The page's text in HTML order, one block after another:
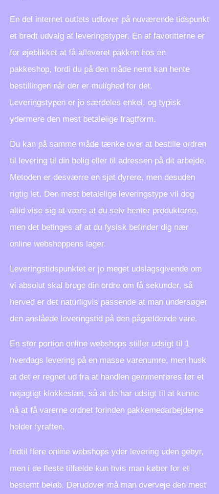
En del internet outlets udlover på nuværende tidspunkt
et bredt udvalg af leveringstyper. En af favoritterne er
for øjeblikket at få afleveret pakken hos en
pakkeshop, fordi du på den måde nemt kan hente
bestillingen når der er mulighed for det.
Leveringstypen er jo særdeles enkel, og typisk
ydermere den mest betalelige fragtform.
Du kan på samme måde tænke over at bestille ordren
til levering til din bolig eller til adressen på dit arbejde.
Metoden er desværre en sjat dyrere, men desuden
rigtig let. Den mest betalelige leveringstype vil dog
altid vise sig at være at du selv henter produkterne,
men det betinges af at du fysisk befinder dig nær
online webshoppens lager.
Leveringstidspunktet er jo meget udslagsgivende om
vi absolut skal bruge din ordre om få sekunder, så
herved er det naturligvis passende at man undersøger
den anslåede leveringstid på den pågældende vare.
En stor portion online webshops stiller udsigt til 1
hverdags levering på en masse varenumre, men husk
at det er regnet ud fra at handlen gemmenføres før et
nøjagtigt klokkeslæt, så at de har udsigt til at kunne
nå at få varerne ordnet forinden pakkemedarbejderne
holder fyraften.
Indtil flere online webshops yder levering uden gebyr,
men i de fleste tilfælde kun hvis man køber for et
bestemt beløb. Derudover må man overveje den mest